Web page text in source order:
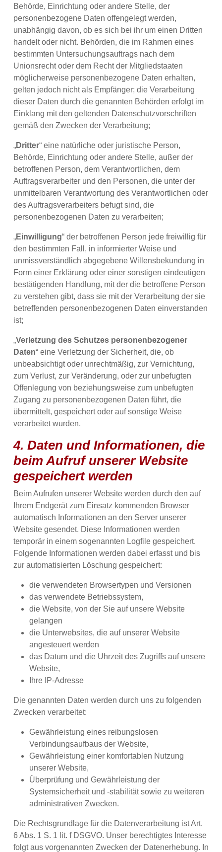
Behörde, Einrichtung oder andere Stelle, der
personenbezogene Daten offengelegt werden,
unabhängig davon, ob es sich bei ihr um einen Dritten
handelt oder nicht. Behörden, die im Rahmen eines
bestimmten Untersuchungsauftrags nach dem
Unionsrecht oder dem Recht der Mitgliedstaaten
möglicherweise personenbezogene Daten erhalten,
gelten jedoch nicht als Empfänger; die Verarbeitung
dieser Daten durch die genannten Behörden erfolgt im
Einklang mit den geltenden Datenschutzvorschriften
gemäß den Zwecken der Verarbeitung;
„Dritter“ eine natürliche oder juristische Person,
Behörde, Einrichtung oder andere Stelle, außer der
betroffenen Person, dem Verantwortlichen, dem
Auftragsverarbeiter und den Personen, die unter der
unmittelbaren Verantwortung des Verantwortlichen oder
des Auftragsverarbeiters befugt sind, die
personenbezogenen Daten zu verarbeiten;
„Einwilligung“ der betroffenen Person jede freiwillig für
den bestimmten Fall, in informierter Weise und
unmissverständlich abgegebene Willensbekundung in
Form einer Erklärung oder einer sonstigen eindeutigen
bestätigenden Handlung, mit der die betroffene Person
zu verstehen gibt, dass sie mit der Verarbeitung der sie
betreffenden personenbezogenen Daten einverstanden
ist;
„Verletzung des Schutzes personenbezogener
Daten“ eine Verletzung der Sicherheit, die, ob
unbeabsichtigt oder unrechtmäßig, zur Vernichtung,
zum Verlust, zur Veränderung, oder zur unbefugten
Offenlegung von beziehungsweise zum unbefugten
Zugang zu personenbezogenen Daten führt, die
übermittelt, gespeichert oder auf sonstige Weise
verarbeitet wurden.
4. Daten und Informationen, die
beim Aufruf unserer Website
gespeichert werden
Beim Aufrufen unserer Website werden durch den auf
Ihrem Endgerät zum Einsatz kommenden Browser
automatisch Informationen an den Server unserer
Website gesendet. Diese Informationen werden
temporär in einem sogenannten Logfile gespeichert.
Folgende Informationen werden dabei erfasst und bis
zur automatisierten Löschung gespeichert:
die verwendeten Browsertypen und Versionen
das verwendete Betriebssystem,
die Website, von der Sie auf unsere Website
gelangen
die Unterwebsites, die auf unserer Website
angesteuert werden
das Datum und die Uhrzeit des Zugriffs auf unsere
Website,
Ihre IP-Adresse
Die genannten Daten werden durch uns zu folgenden
Zwecken verarbeitet:
Gewährleistung eines reibungslosen
Verbindungsaufbaus der Website,
Gewährleistung einer komfortablen Nutzung
unserer Website,
Überprüfung und Gewährleistung der
Systemsicherheit und -stabilität sowie zu weiteren
administrativen Zwecken.
Die Rechtsgrundlage für die Datenverarbeitung ist Art.
6 Abs. 1 S. 1 lit. f DSGVO. Unser berechtigtes Interesse
folgt aus vorgenannten Zwecken der Datenerhebung. In